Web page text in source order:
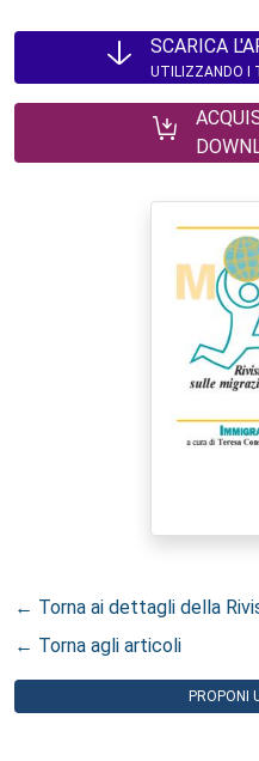
SCARICA
UTILIZZANDO I
← Torna ai dettagli della
← Torna agli articoli
PROPONI